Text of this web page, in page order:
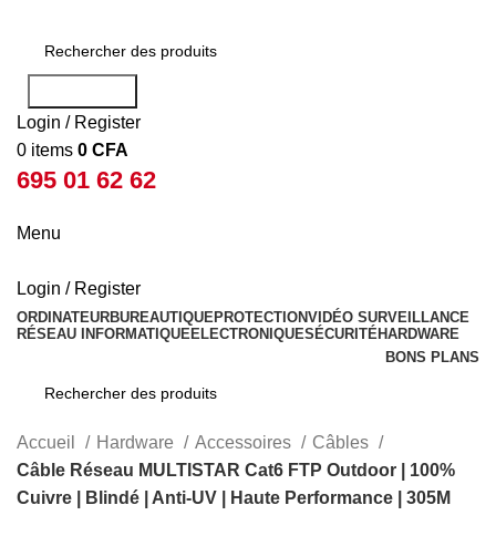
Login / Register
0 items 0 CFA
695 01 62 62
Menu
Login / Register
ORDINATEURBUREAUTIQUEPROTECTIONVIDÉO SURVEILLANCE
RÉSEAU INFORMATIQUEELECTRONIQUESÉCURITÉHARDWARE
BONS PLANS
Rechercher
Accueil Hardware Accessoires
Câbles
Câble Réseau MULTISTAR Cat6 FTP Outdoor | 100%
Cuivre | Blindé | Anti-UV | Haute Performance | 305M